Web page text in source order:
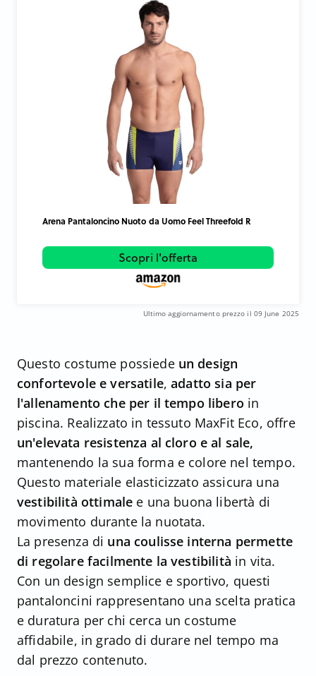
Arena Pantaloncino Nuoto da Uomo Feel Threefold R
Scopri l'offerta
Ultimo aggiornamento prezzo il 09 June 2025
Questo costume possiede un design
confortevole e versatile,adatto sia per
l'allenamento che per il tempo libero in
piscina. Realizzato in tessuto MaxFit Eco, offre
un'elevata resistenza al cloro e al sale,
mantenendo la sua forma e colore nel tempo.
Questo materiale elasticizzato assicura una
vestibilità ottimale e una buona libertà di
movimento durante la nuotata.
La presenza di una coulisse interna permette
di regolare facilmente la vestibilità in vita.
Con un design semplice e sportivo, questi
pantaloncini rappresentano una scelta pratica
e duratura per chi cerca un costume
affidabile, in grado di durare nel tempo ma
dal prezzo contenuto.